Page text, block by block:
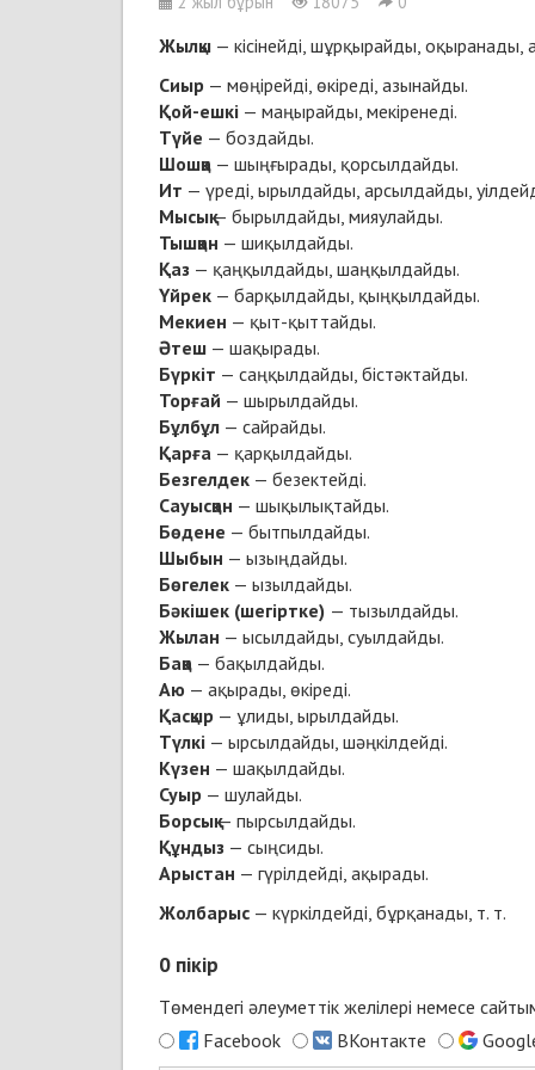
Жылқы — кісінейді, шұрқырайды, оқыранады,
Сиыр — мөңірейді, өкіреді, азынайды.
Қой-ешкі — маңырайды, мекіренеді.
Түйе — боздайды.
Шошқа — шыңғырады, қорсылдайды.
Ит — үреді, ырылдайды, арсылдайды,
Мысық— бырылдайды, мияулайды.
Тышқан — шиқылдайды.
Қаз — қаңқылдайды, шаңқылдайды.
Үйрек — барқылдайды, қыңқылдайды.
Мекиен — қыт-қыттайды.
Әтеш — шақырады.
Бүркіт — саңқылдайды, бістәктайды.
Торғай — шырылдайды.
Бұлбұл — сайрайды.
Қарға — қарқылдайды.
Безгелдек — безектейді.
Сауысқан — шықылықтайды.
Бөдене — бытпылдайды.
Шыбын — ызыңдайды.
Бөгелек — ызылдайды.
Бәкішек (шегіртке) — тызылдайды.
Жылан — ысылдайды, суылдайды.
Бақа — бақылдайды.
Аю — ақырады, өкіреді.
Қасқыр — ұлиды, ырылдайды.
Түлкі — ырсылдайды, шәңкілдейді.
Күзен — шақылдайды.
Суыр — шулайды.
Борсық— пырсылдайды.
Құндыз — сыңсиды.
Арыстан — гүрілдейді, ақырады.
Жолбарыс — күркілдейді, бұрқанады, т. т.
0 пікір
Төмендегі әлеуметтік желілері немесе
Facebook
ВКонтакте